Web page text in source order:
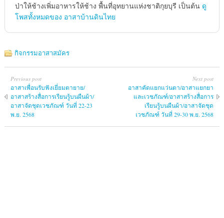
ป่าให้ช้างเพิ่มอาหารให้ช้าง พื้นที่อุทยานแห่งชาติกุยบุรี เป็นต้น ดู
โพสทั้งหมดของ อาสาบ้านดินไทย
กิจกรรมอาสาสมัคร
Previous post
อาสาเพื่อนรับฟังเยี่ยมตายาย/
อาสาสร้างสื่อการเรียนรู้บนผืนผ้า/
อาสาจัดชุดเวชภัณฑ์ วันที่ 22-23
พ.ย. 2568
Next post
อาสาคัดแยกแว่นตา/อาสาแยกยา
และเวชภัณฑ์/อาสาสร้างสื่อการ
เรียนรู้บนผืนผ้า/อาสาจัดชุด
เวชภัณฑ์ วันที่ 29-30 พ.ย. 2568